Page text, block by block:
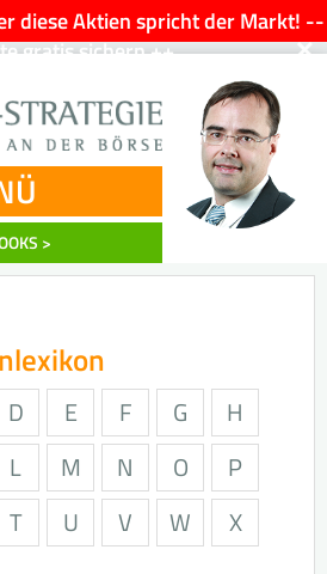
diese Aktien spricht der Markt! --
gratis sichern ++
×
>
D E F G
H
L M N O
P
T U V W
X